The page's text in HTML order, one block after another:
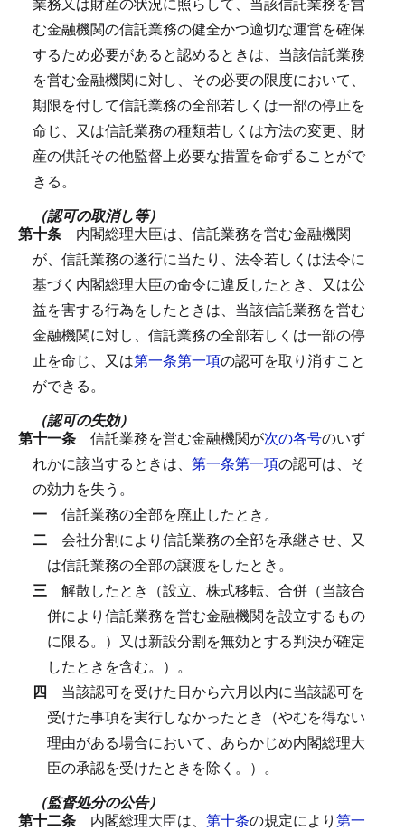
む金融機関の信託業務の健全かつ適切な運営を確保
するため必要があると認めるときは、当該信託業務
を営む金融機関に対し、その必要の限度において、
期限を付して信託業務の全部若しくは一部の停止を
命じ、又は信託業務の種類若しくは方法の変更、財
産の供託その他監督上必要な措置を命ずることがで
きる。
（認可の取消し等）
第十条 内閣総理大臣は、信託業務を営む金融機関
が、信託業務の遂行に当たり、法令若しくは法令に
基づく内閣総理大臣の命令に違反したとき、又は公
益を害する行為をしたときは、当該信託業務を営む
金融機関に対し、信託業務の全部若しくは一部の停
止を命じ、又は第一条第一項の認可を取り消すこと
ができる。
（認可の失効）
第十一条 信託業務を営む金融機関が次の各号のいず
れかに該当するときは、 第一条第一項の認可は、そ
の効力を失う。
一 信託業務の全部を廃止したとき。
二 会社分割により信託業務の全部を承継させ、又
は信託業務の全部の譲渡をしたとき。
三 解散したとき（設立、株式移転、合併（当該合
併により信託業務を営む金融機関を設立するもの
に限る。）又は新設分割を無効とする判決が確定
したときを含む。）。
四 当該認可を受けた日から六月以内に当該認可を
受けた事項を実行しなかったとき（やむを得ない
理由がある場合において、あらかじめ内閣総理大
臣の承認を受けたときを除く。）。
（監督処分の公告）
第十二条 内閣総理大臣は、 第十条の規定により第一